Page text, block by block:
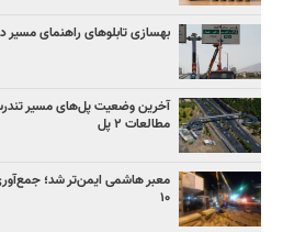
بهسازی تابلوهای راهنمای
مطالعات ۲ پل
معبر هاشمی ایمن‌تر شد؛
۱۰